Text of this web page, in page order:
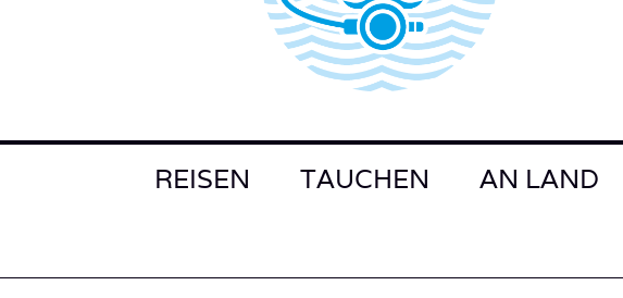
REISEN TAUCHEN AN LAND